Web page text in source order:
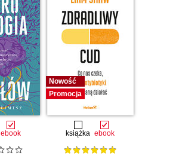
ebook
Nowość
Promocja
książka ebook